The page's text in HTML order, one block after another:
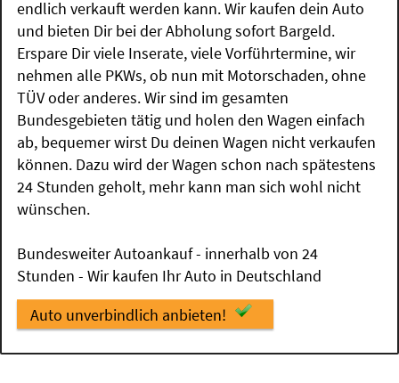
endlich verkauft werden kann. Wir kaufen dein Auto
und bieten Dir bei der Abholung sofort Bargeld.
Erspare Dir viele Inserate, viele Vorführtermine, wir
nehmen alle PKWs, ob nun mit Motorschaden, ohne
TÜV oder anderes. Wir sind im gesamten
Bundesgebieten tätig und holen den Wagen einfach
ab, bequemer wirst Du deinen Wagen nicht verkaufen
können. Dazu wird der Wagen schon nach spätestens
24 Stunden geholt, mehr kann man sich wohl nicht
wünschen.
Bundesweiter Autoankauf - innerhalb von 24
Stunden - Wir kaufen Ihr Auto in Deutschland
Auto unverbindlich anbieten!